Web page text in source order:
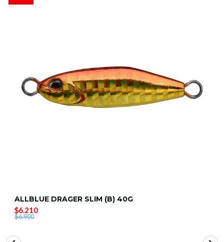
ALLBLUE DRAGER SLIM (B) 40G
$6.210
$6.900